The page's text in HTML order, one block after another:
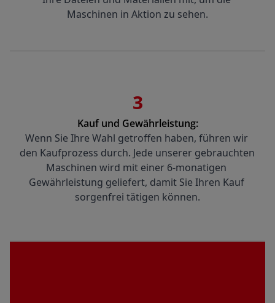
Maschinen in Aktion zu sehen.
3
Kauf und Gewährleistung:
Wenn Sie Ihre Wahl getroffen haben, führen wir
den Kaufprozess durch. Jede unserer gebrauchten
Maschinen wird mit einer 6-monatigen
Gewährleistung geliefert, damit Sie Ihren Kauf
sorgenfrei tätigen können.